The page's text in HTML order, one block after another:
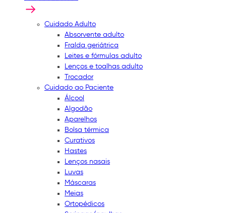
Cuidado Adulto
Absorvente adulto
Fralda geriátrica
Leites e fórmulas adulto
Lenços e toalhas adulto
Trocador
Cuidado ao Paciente
Álcool
Algodão
Aparelhos
Bolsa térmica
Curativos
Hastes
Lenços nasais
Luvas
Máscaras
Meias
Ortopédicos